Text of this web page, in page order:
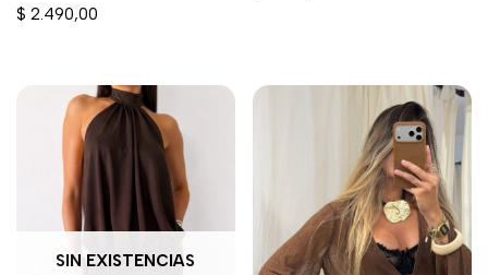
$ 2.490,00
SIN EXISTENCIAS